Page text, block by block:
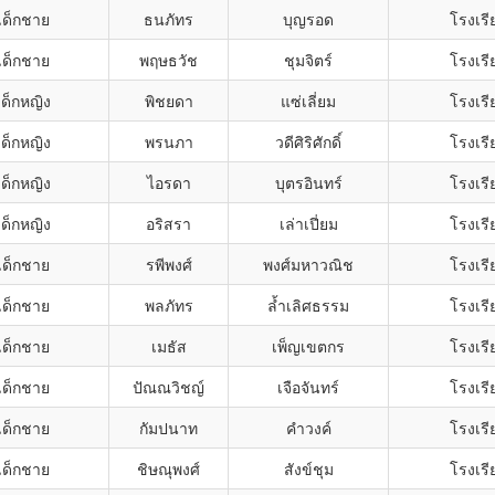
ด็กชาย ธนภัทร บุญรอด
โรงเ
ด็กชาย
พฤษธวัช ชุมจิตร์
โรงเ
ด็กหญิง
พิชยดา แซ่เลี่ยม
โรงเ
ด็กหญิง
พรนภา วดีศิริศักดิ์
โรงเ
ด็กหญิง
ไอรดา บุตรอินทร์
โรงเ
ด็กหญิง
อริสรา เล่าเปี่ยม
โรงเ
ด็กชาย
รพีพงศ์ พงศ์มหาวณิช
โรงเ
ด็กชาย
พลภัทร ล้ำเลิศธรรม
โรงเ
ด็กชาย
เมธัส เพ็ญเขตกร
โรงเ
ด็กชาย
ปัณณวิชญ์ เจือจันทร์
โรงเ
ด็กชาย
กัมปนาท คำวงค์
โรงเ
ด็กชาย
ชิษณุพงศ์ สังข์ชุม โรงเ